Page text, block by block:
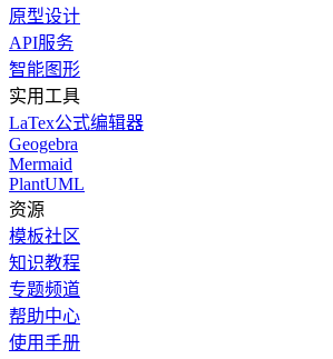
原型设计
API服务
智能图形
实用工具
LaTex公式编辑器
Geogebra
Mermaid
PlantUML
资源
模板社区
知识教程
专题频道
帮助中心
使用手册